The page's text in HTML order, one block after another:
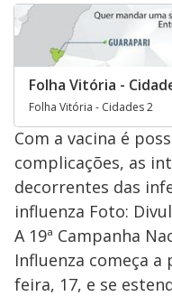
Folha Vitória -
Folha Vitória - Cidades 2
Com a vacina é
complicações, as
decorrentes das
influenza Foto:
A 19ª Campanha
Influenza começa
feira, 17, e se